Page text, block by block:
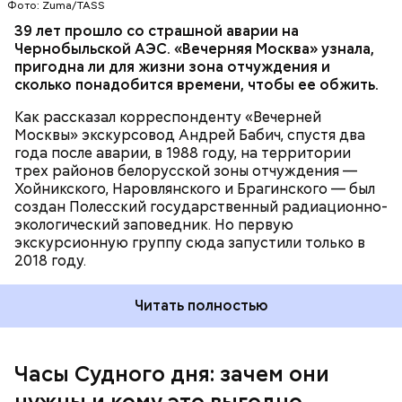
Фото: Zuma/TASS
39 лет прошло со страшной аварии на
Чернобыльской АЭС. «Вечерняя Москва» узнала,
пригодна ли для жизни зона отчуждения и
сколько понадобится времени, чтобы ее обжить.
Как рассказал корреспонденту «Вечерней
Москвы» экскурсовод Андрей Бабич, спустя два
года после аварии, в 1988 году, на территории
трех районов белорусской зоны отчуждения —
Хойникского, Наровлянского и Брагинского — был
создан Полесский государственный радиационно-
экологический заповедник. Но первую
экскурсионную группу сюда запустили только в
2018 году.
Читать полностью
Часы Судного дня: зачем они
— Поскольку мы стоим на пороге второго
ядерного века и периода беспрецедентного
Каждый год — в зависимости от того, какие
события происходят в мире, — ученые,
нобелевские лауреаты и специалисты по ядерной
безопасности из экспертного совета «Бюллетеня
ученых-атомщиков» принимают решение о
перевода на полминуты вперед послужили как
ухудшающиеся отношения между ядерными
выбросов углекислого газа, так и усиление
национализма во всем мире и отрицание
Часы Судного дня — прибыльный
проект